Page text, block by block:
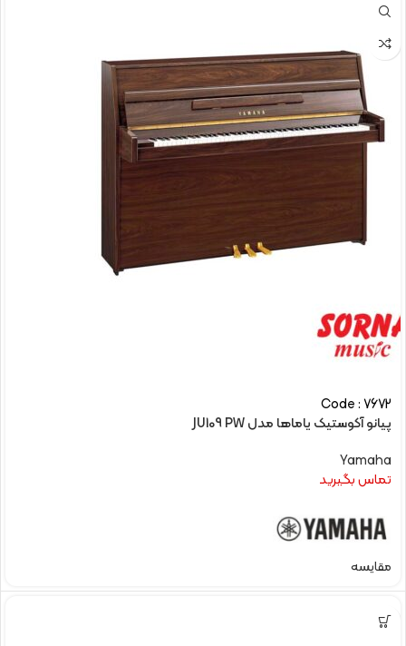
Code : 7672
پیانو آکوستیک یاماها مدل JU109 PW
Yamaha
تماس بگیرید
مقایسه